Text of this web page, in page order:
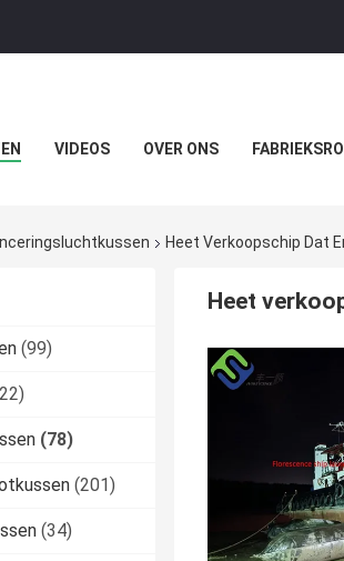
VIDEOS OVER ONS
Heet Verkoopschip Dat
(99)
(78)
(201)
(34)
Heet